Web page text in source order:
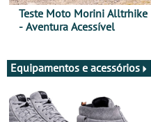
Teste Moto Morini Alltrhike
- Aventura Acessível
Equipamentos e acessórios